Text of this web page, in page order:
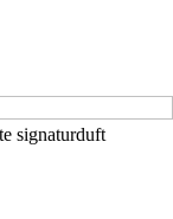
signaturduft